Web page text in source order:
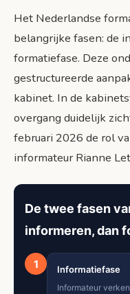
Het Nederlandse
belangrijke fasen: de
formatiefase. Deze
gestructureerde
kabinet. In de
overgang duidelijk
februari 2026 de rol
informateur Rianne
De twee fasen
informeren, dan
1 Informatiefase
Informateur